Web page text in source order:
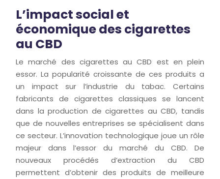
L’impact social et
économique des cigarettes
au CBD
Le marché des cigarettes au CBD est en plein
essor. La popularité croissante de ces produits a
un impact sur l’industrie du tabac. Certains
fabricants de cigarettes classiques se lancent
dans la production de cigarettes au CBD, tandis
que de nouvelles entreprises se spécialisent dans
ce secteur. L’innovation technologique joue un rôle
majeur dans l’essor du marché du CBD. De
nouveaux procédés d’extraction du CBD
permettent d’obtenir des produits de meilleure